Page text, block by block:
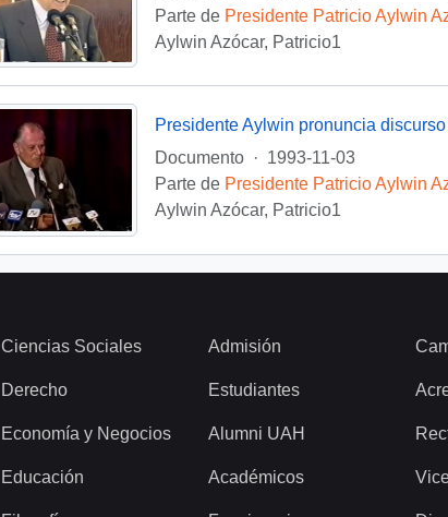
Parte de Presidente Patricio Aylwin
Aylwin Azócar, Patricio1
Documento
· 1993-11-03
Parte de Presidente Patricio Aylwin
Aylwin Azócar, Patricio1
Ciencias Sociales
Derecho
Economía y Negocios
Educación
Admisión
Estudiantes
Alumni UAH
Académicos